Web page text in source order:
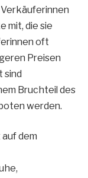
mit, die sie
oft
Preisen
sind
Bruchteil des
werden.
dem